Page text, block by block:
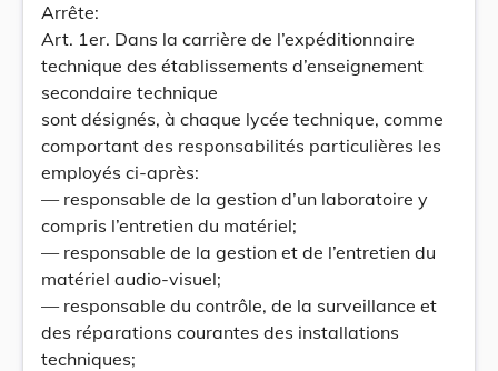
Arrête:
Art. 1er. Dans la carrière de l’expéditionnaire
technique des établissements d’enseignement
secondaire technique
sont désignés, à chaque lycée technique, comme
comportant des responsabilités particulières les
employés ci-après:
— responsable de la gestion d’un laboratoire y
compris l’entretien du matériel;
— responsable de la gestion et de l’entretien du
matériel audio-visuel;
— responsable du contrôle, de la surveillance et
des réparations courantes des installations
techniques;